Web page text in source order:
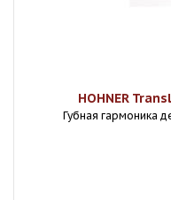
HOHNER
Губная гармоника